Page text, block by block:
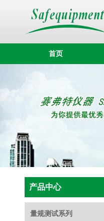
首页
产品中心
量规测试系列